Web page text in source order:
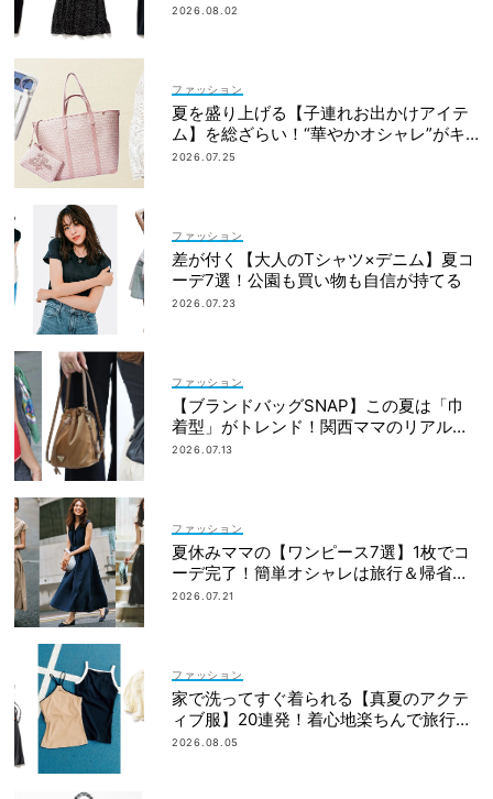
2026.08.02
ファッション
夏を盛り上げる【子連れお出かけアイテ
ム】を総ざらい！“華やかオシャレ”がキ
ーワード
2026.07.25
ファッション
差が付く【大人のTシャツ×デニム】夏コ
ーデ7選！公園も買い物も自信が持てる
2026.07.23
ファッション
【ブランドバッグSNAP】この夏は「巾
着型」がトレンド！関西ママのリアルコ
ーデ3選
2026.07.13
ファッション
夏休みママの【ワンピース7選】1枚でコ
ーデ完了！簡単オシャレは旅行＆帰省に
も
2026.07.21
ファッション
家で洗ってすぐ着られる【真夏のアクテ
ィブ服】20連発！着心地楽ちんで旅行・
帰省にも◎
2026.08.05